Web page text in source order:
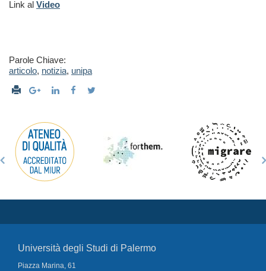
Link al Video
Parole Chiave:
articolo, notizia, unipa
Università degli Studi di Palermo
Piazza Marina, 61